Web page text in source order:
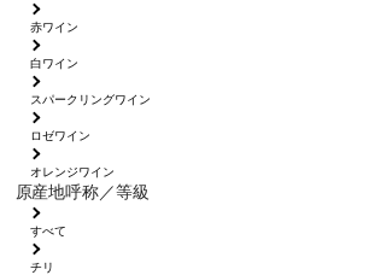
赤ワイン
白ワイン
スパークリングワイン
ロゼワイン
オレンジワイン
原産地呼称／等級
すべて
チリ